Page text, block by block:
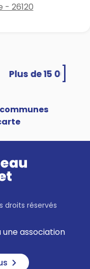
- 26120
droits réservés
association